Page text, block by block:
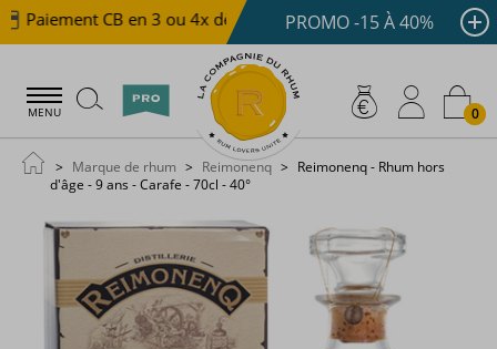
Paiement CB en 3 ou 4x dès 100 € Livraison offerte
PROMO -15 À 40%
MENU 0
Marque de rhum Reimonenq
Reimonenq - Rhum hors
d'âge - 9 ans - Carafe - 70cl - 40°